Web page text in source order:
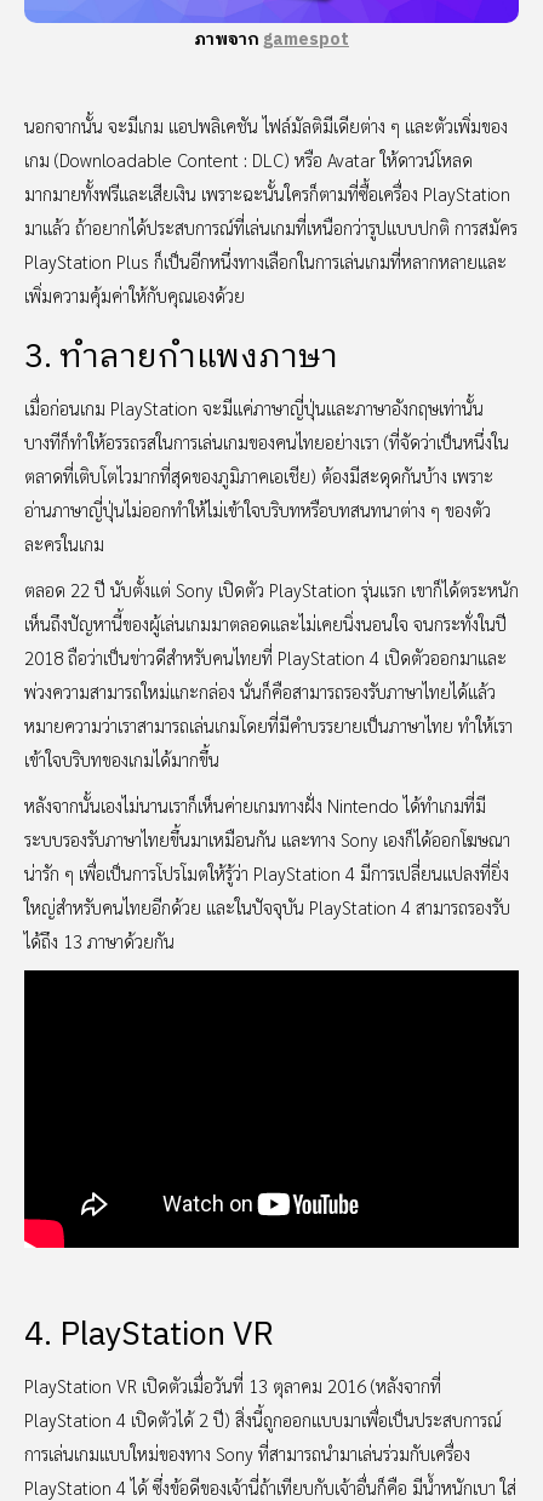
ภาพจากgamespot
นอกจากนั้น จะมีเกม แอปพลิเคชัน ไฟล์มัลติมีเดียต่าง ๆ และตัวเพิ่มของ
เกม (Downloadable Content : DLC) หรือ Avatar ให้ดาวน์โหลด
มากมายทั้งฟรีและเสียเงิน เพราะฉะนั้นใครก็ตามที่ซื้อเครื่อง PlayStation
มาแล้ว ถ้าอยากได้ประสบการณ์ที่เล่นเกมที่เหนือกว่ารูปแบบปกติ การสมัคร
PlayStation Plus ก็เป็นอีกหนึ่งทางเลือกในการเล่นเกมที่หลากหลายและ
เพิ่มความคุ้มค่าให้กับคุณเองด้วย
3. ทำลายกำแพงภาษา
เมื่อก่อนเกม PlayStation จะมีแค่ภาษาญี่ปุ่นและภาษาอังกฤษเท่านั้น
บางทีก็ทำให้อรรถรสในการเล่นเกมของคนไทยอย่างเรา (ที่จัดว่าเป็นหนึ่งใน
ตลาดที่เติบโตไวมากที่สุดของภูมิภาคเอเชีย) ต้องมีสะดุดกันบ้าง เพราะ
อ่านภาษาญี่ปุ่นไม่ออกทำให้ไม่เข้าใจบริบทหรือบทสนทนาต่าง ๆ ของตัว
ละครในเกม
ตลอด 22 ปี นับตั้งแต่ Sony เปิดตัว PlayStation รุ่นแรก เขาก็ได้ตระหนัก
เห็นถึงปัญหานี้ของผู้เล่นเกมมาตลอดและไม่เคยนิ่งนอนใจ จนกระทั่งในปี
2018 ถือว่าเป็นข่าวดีสำหรับคนไทยที่ PlayStation 4 เปิดตัวออกมาและ
พ่วงความสามารถใหม่แกะกล่อง นั่นก็คือสามารถรองรับภาษาไทยได้แล้ว
หมายความว่าเราสามารถเล่นเกมโดยที่มีคำบรรยายเป็นภาษาไทย ทำให้เรา
เข้าใจบริบทของเกมได้มากขึ้น
หลังจากนั้นเองไม่นานเราก็เห็นค่ายเกมทางฝั่ง Nintendo ได้ทำเกมที่มี
ระบบรองรับภาษาไทยขึ้นมาเหมือนกัน และทาง Sony เองก็ได้ออกโฆษณา
น่ารัก ๆ เพื่อเป็นการโปรโมตให้รู้ว่า PlayStation 4 มีการเปลี่ยนแปลงที่ยิ่ง
ใหญ่สำหรับคนไทยอีกด้วย และในปัจจุบัน PlayStation 4 สามารถรองรับ
ได้ถึง 13 ภาษาด้วยกัน
4. PlayStation VR
PlayStation VR เปิดตัวเมื่อวันที่ 13 ตุลาคม 2016 (หลังจากที่
PlayStation 4 เปิดตัวได้ 2 ปี) สิ่งนี้ถูกออกแบบมาเพื่อเป็นประสบการณ์
การเล่นเกมแบบใหม่ของทาง Sony ที่สามารถนำมาเล่นร่วมกับเครื่อง
PlayStation 4 ได้ ซึ่งข้อดีของเจ้านี่ถ้าเทียบกับเจ้าอื่นก็คือ มีน้ำหนักเบา ใส่